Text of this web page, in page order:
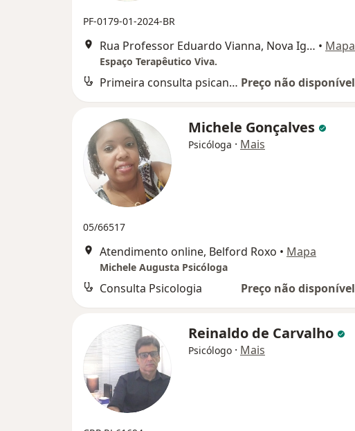
PF-0179-01-2024-BR
Rua Professor Eduardo Vianna, Nova Iguaçu • Mapa
Espaço Terapêutico Viva.
Primeira consulta psicanálise Preço não disponível
Michele Gonçalves
Psicóloga · Mais
05/66517
Atendimento online, Belford Roxo • Mapa
Michele Augusta Psicóloga
Consulta Psicologia Preço não disponível
Reinaldo de Carvalho
Psicólogo · Mais